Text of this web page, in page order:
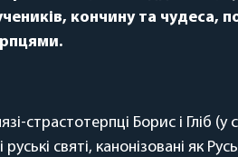
кончину та чудеса,
страстотерпці Борис і Гліб
святі, канонізовані як